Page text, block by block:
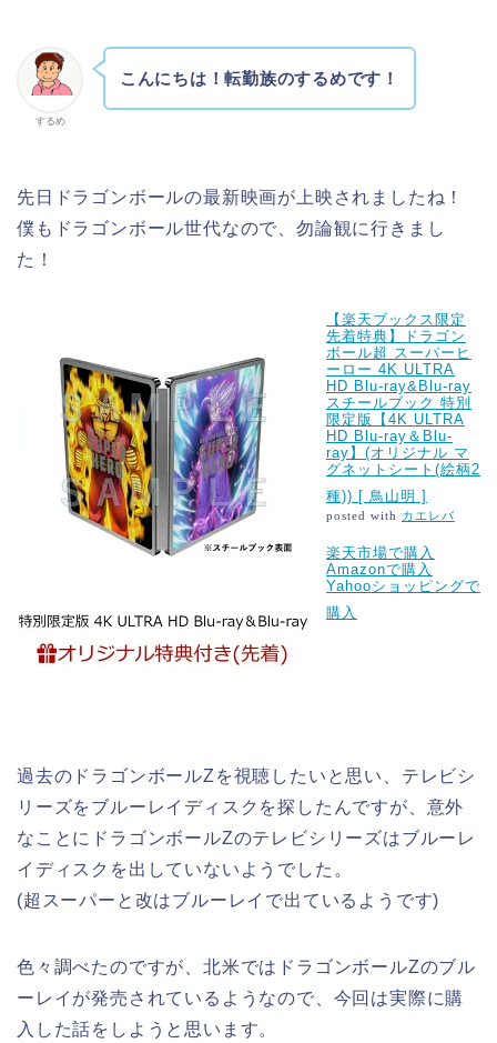
するめ
こんにちは！転勤族のするめです！
先日ドラゴンボールの最新映画が上映されましたね！
僕もドラゴンボール世代なので、勿論観に行きまし
た！
【楽天ブックス限定
先着特典】ドラゴン
ボール超 スーパーヒ
ーロー 4K ULTRA
HD Blu-ray&Blu-ray
スチールブック 特別
限定版【4K ULTRA
HD Blu-ray＆Blu-
ray】(オリジナル マ
グネットシート(絵柄2
種)) [ 鳥山明 ]
posted with カエレバ
楽天市場で購入
Amazonで購入
Yahooショッピングで
購入
過去のドラゴンボールZを視聴したいと思い、テレビシ
リーズをブルーレイディスクを探したんですが、意外
なことにドラゴンボールZのテレビシリーズはブルーレ
イディスクを出していないようでした。
(超スーパーと改はブルーレイで出ているようです)
色々調べたのですが、北米ではドラゴンボールZのブル
ーレイが発売されているようなので、今回は実際に購
入した話をしようと思います。